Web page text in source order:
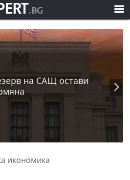
на САЩ остави
икономика